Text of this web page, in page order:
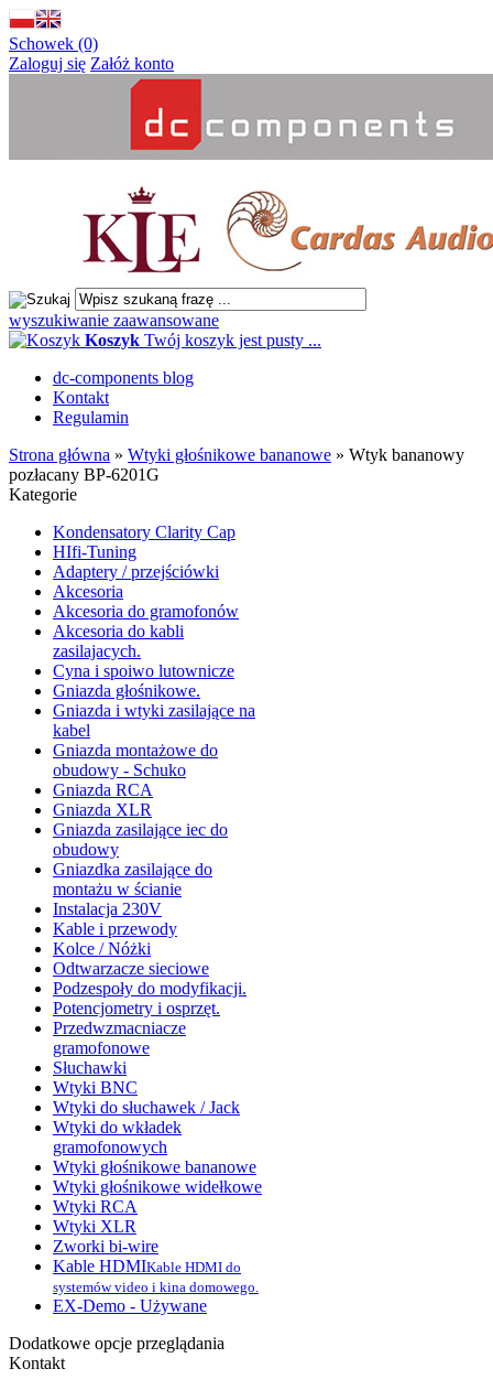
Schowek (0)
Zaloguj się Załóż konto
wyszukiwanie zaawansowane
Koszyk Twój koszyk jest pusty ...
dc-components blog
Kontakt
Regulamin
Strona główna » Wtyki głośnikowe bananowe » Wtyk bananowy
pozłacany BP-6201G
Kategorie
Kondensatory Clarity Cap
HIfi-Tuning
Adaptery / przejściówki
Akcesoria
Akcesoria do gramofonów
Akcesoria do kabli
zasilajacych.
Cyna i spoiwo lutownicze
Gniazda głośnikowe.
Gniazda i wtyki zasilające na
kabel
Gniazda montażowe do
obudowy - Schuko
Gniazda RCA
Gniazda XLR
Gniazda zasilające iec do
obudowy
Gniazdka zasilające do
montażu w ścianie
Instalacja 230V
Kable i przewody
Kolce / Nóżki
Odtwarzacze sieciowe
Podzespoły do modyfikacji.
Potencjometry i osprzęt.
Przedwzmacniacze
gramofonowe
Słuchawki
Wtyki BNC
Wtyki do słuchawek / Jack
Wtyki do wkładek
gramofonowych
Wtyki głośnikowe bananowe
Wtyki głośnikowe widełkowe
Wtyki RCA
Wtyki XLR
Zworki bi-wire
Kable HDMIKable HDMI do
systemów video i kina domowego.
EX-Demo - Używane
Dodatkowe opcje przeglądania
Kontakt